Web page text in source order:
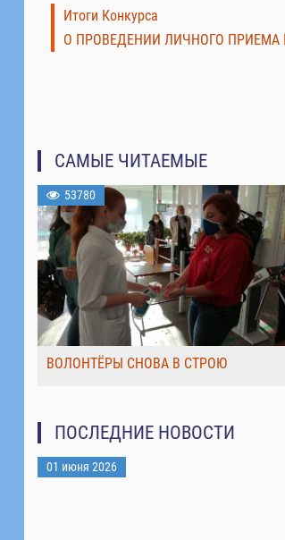
Итоги Конкурса
О ПРОВЕДЕНИИ ЛИЧНОГО ПРИЕМА
САМЫЕ ЧИТАЕМЫЕ
53780
ВОЛОНТЁРЫ СНОВА В СТРОЮ
ПОСЛЕДНИЕ НОВОСТИ
01 июня 2026